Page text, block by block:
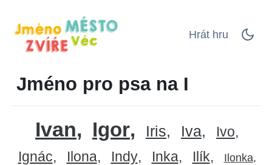
Hrát hru
Jméno pro psa na I
Ivan Igor Iris Iva
Ivo
Ignác
Ilona Indy Inka Ilík Ilonka